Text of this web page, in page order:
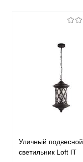
Уличный подвесной
светильник Loft IT